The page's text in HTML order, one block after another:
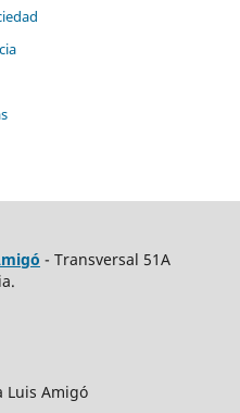
- Transversal 51A
Luis Amigó